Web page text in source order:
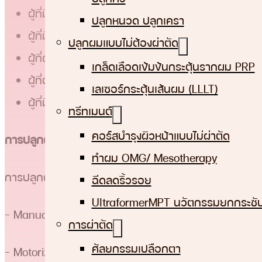
ปลูกหนวด ปลูกเครา
ปลูกผมแบบไม่ต้องผ่าตัด
เกล็ดเลือดเข้มข้นกระตุ้นรากผม PRP
เลเซอร์กระตุ้นเส้นผม (LLLT)
ทรีทเมนต์
คอร์สบำรุงผิวหน้าแบบไม่ผ่าตัด
ทําผม OMG/ Mesotherapy
ฉีดลดริ้วรอย
UltraformerMPT นวัตกรรมยกกระชั
การผ่าตัด
ศัลยกรรมเปลือกตา
ผู้ที่มีแนวผมที่ร่นขึ้นสูง หรือหน้าผากกว้างเกินไป (ศีรษ
ผู้ที่มีปัญหาเกี่ยวกับเส้นผมที่ร่วงเยอะผิดปกติ ผมบาง
ผู้ที่ผมบางจากกาที่เซลล์รากผมเสื่อมสภาพ
ผู้ที่ต้องการปกปิดรอยแผลเป็นที่ศีรษะ
ผู้ที่มีผมบางตรงกลางศีรษะ
การปลูกผม FUE มีกี่แบบ อะไรบ้าง แตกต่างกันอย่างไร
การปลูกผม FUE มีหลายแบบ เช่น
– Manual FUE: ใช้มือในการเจาะรูขุมขนแต่ละรู การค
– Motorized FUE: ใช้อุปกรณ์อิเล็กทรอนิกส์ช่วยในการ